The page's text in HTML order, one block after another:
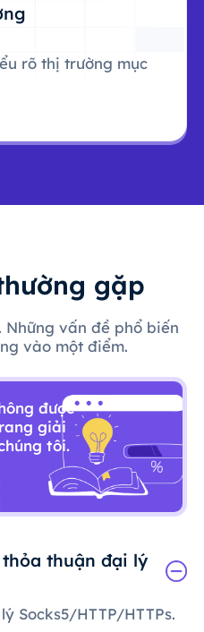
rõ thị trường mục
gặp
vấn đề phổ biến
vào một điểm.
được
giải
tôi.
thuận đại lý
Socks5/HTTP/HTTPs.